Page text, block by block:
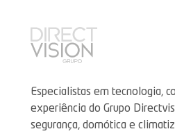
Especialistas em tecnologia,
experiência do Grupo
segurança, domótica e